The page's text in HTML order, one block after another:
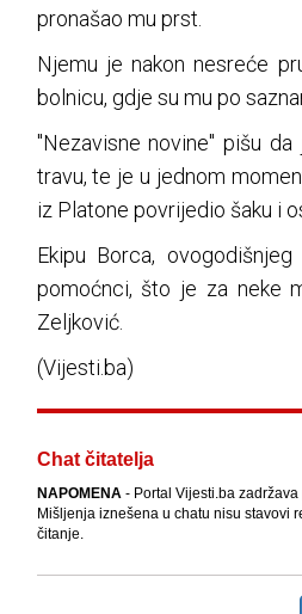
pronašao mu prst.
Njemu je nakon nesreće
bolnicu, gdje su mu po
"Nezavisne novine" pišu
travu, te je u jednom
iz Platone povrijedio šaku i
Ekipu Borca,
pomoćnci, što je za neke
Zeljković.
(Vijesti.ba)
Chat čitatelja
NAPOMENA- Portal Vijesti.ba
Mišljenja iznešena u chatu nisu stavovi
čitanje.